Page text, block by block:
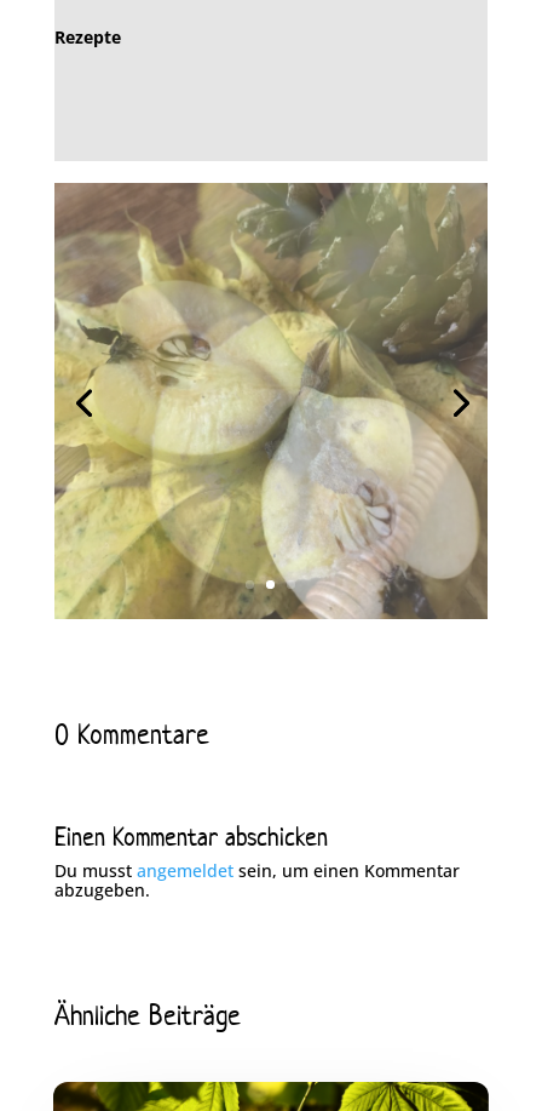
Rezepte
0 Kommentare
Einen Kommentar abschicken
Du musst angemeldetsein, um einen Kommentar
abzugeben.
Ähnliche Beiträge